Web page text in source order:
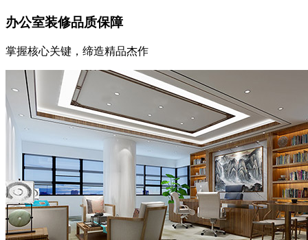
办公室装修品质保障
掌握核心关键，缔造精品杰作